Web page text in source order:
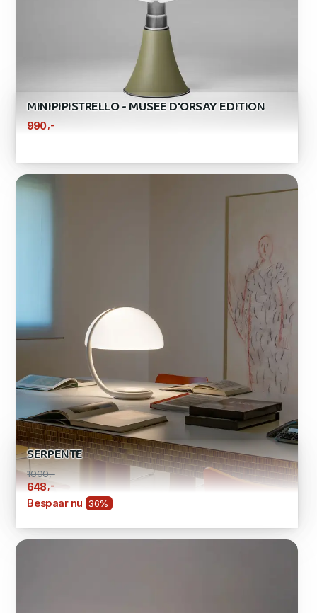
MINIPIPISTRELLO - MUSEE D'ORSAY EDITION
990 ,-
SERPENTE
1000,-
648,-
Bespaar nu 36%